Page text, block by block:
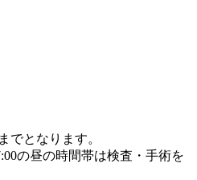
でとなります。
の昼の時間帯は検査・手術を